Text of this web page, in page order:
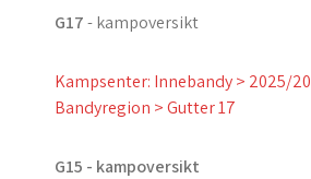
G17- kampoversikt
Kampsenter: Innebandy > 2025/
Bandyregion > Gutter 17
G15 - kampoversikt